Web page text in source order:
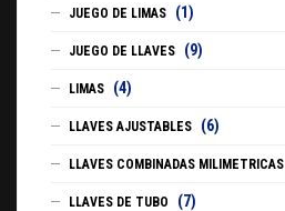
JUEGO DE LIMAS (1)
JUEGO DE LLAVES (9)
LIMAS (4)
LLAVES AJUSTABLES (6)
LLAVES COMBINADAS MILIMETRICAS
LLAVES DE TUBO (7)